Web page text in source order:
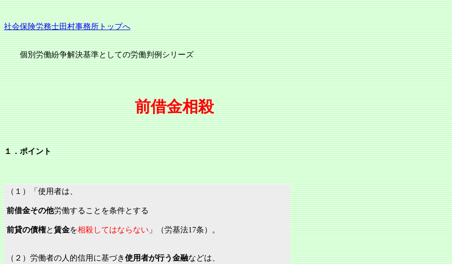
社会保険労務士田村事務所トップへ
個別労働紛争解決基準としての労働判例シリーズ
前借金相殺
１．ポイント
（１）「使用者は、
前借金その他労働することを条件とする
前貸の債権と賃金を相殺してはならない 」（労基法17条）。
（２）労働者の人的信用に基づき使用者が行う金融などは、